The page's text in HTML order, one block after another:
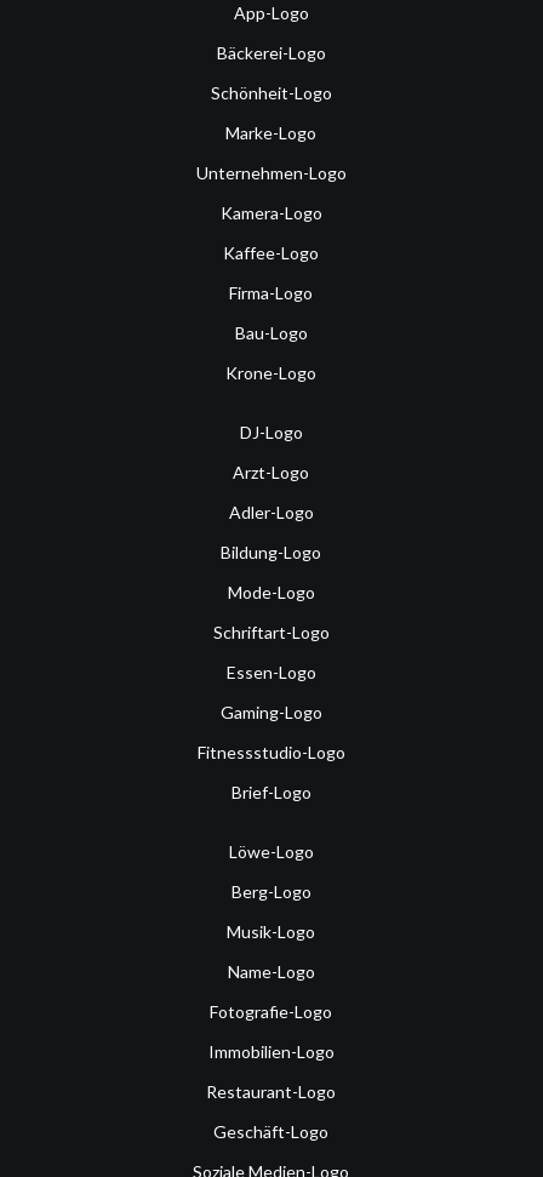
App-Logo
Bäckerei-Logo
Schönheit-Logo
Marke-Logo
Unternehmen-Logo
Kamera-Logo
Kaffee-Logo
Firma-Logo
Bau-Logo
Krone-Logo
DJ-Logo
Arzt-Logo
Adler-Logo
Bildung-Logo
Mode-Logo
Schriftart-Logo
Essen-Logo
Gaming-Logo
Fitnessstudio-Logo
Brief-Logo
Löwe-Logo
Berg-Logo
Musik-Logo
Name-Logo
Fotografie-Logo
Immobilien-Logo
Restaurant-Logo
Geschäft-Logo
Soziale Medien-Logo